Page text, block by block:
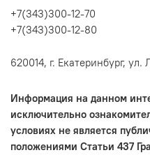
+7(343)300-12-70
+7(343)300-12-80
620014, г. Екатеринбург,
Информация на данном
исключительно
условиях не является
положениями Статьи 437